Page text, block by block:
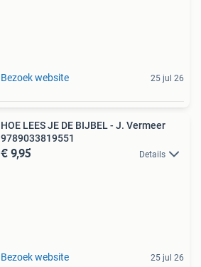
Bezoek website 25 jul 26
HOE LEES JE DE BIJBEL - J. Vermeer
9789033819551
€ 9,95 Details
Bezoek website 25 jul 26